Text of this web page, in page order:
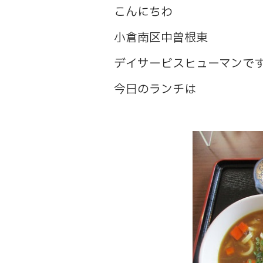
こんにちわ
小倉南区中曽根東
デイサービスヒューマンで
今日のランチは